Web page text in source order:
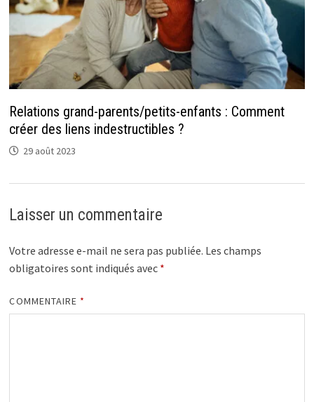
Relations grand-parents/petits-enfants : Comment
créer des liens indestructibles ?
29 août 2023
Laisser un commentaire
Votre adresse e-mail ne sera pas publiée. Les champs
obligatoires sont indiqués avec *
COMMENTAIRE *